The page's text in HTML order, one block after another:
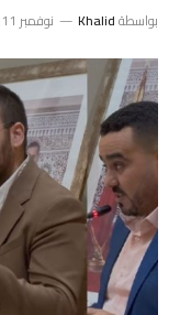
بواسطةKhalid نوفمبر 11, 2025